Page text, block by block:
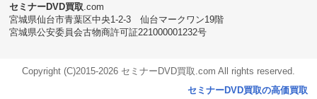
セミナーDVD買取 .com
宮城県仙台市青葉区中央1-2-3 仙台マークワン19階
宮城県公安委員会古物商許可証221000001232号
Copyright (C)2015-2026 セミナーDVD買取.com All rights reserved.
セミナーDVD買取の高価買取